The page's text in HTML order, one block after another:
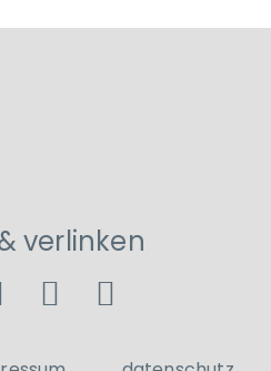
verlinken